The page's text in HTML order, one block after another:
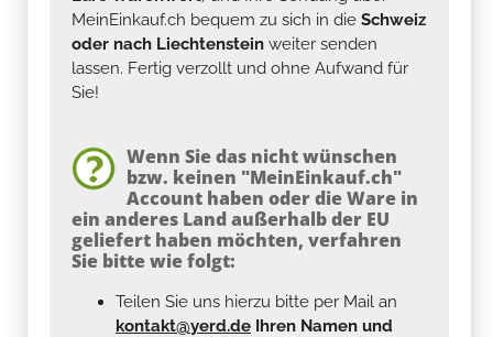
MeinEinkauf.ch bequem zu sich in die Schweiz
oder nach Liechtenstein weiter senden
lassen. Fertig verzollt und ohne Aufwand für
Sie!
Wenn Sie das nicht wünschen
bzw. keinen "MeinEinkauf.ch"
Account haben oder die Ware in
ein anderes Land außerhalb der EU
geliefert haben möchten, verfahren
Sie bitte wie folgt:
Teilen Sie uns hierzu bitte per Mail an
kontakt@yerd.de Ihren Namen und